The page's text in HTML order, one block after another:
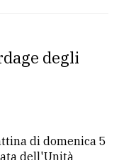
degli
di domenica 5
dell'Unità